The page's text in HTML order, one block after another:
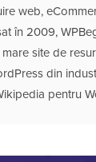
web,
în 2009,
site de
din
pentru